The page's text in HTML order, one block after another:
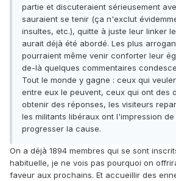
partie et discuteraient sérieusement
sauraient se tenir (ça n'exclut
insultes, etc.), quitte à juste leur linker
aurait déjà été abordé. Les plus
pourraient même venir conforter leur
de-là quelques commentaires
Tout le monde y gagne : ceux qui
entre eux le peuvent, ceux qui ont des
obtenir des réponses, les visiteurs
les militants libéraux ont l'impression
progresser la cause.
On a déjà 1894 membres qui se sont
habituelle, je ne vois pas pourquoi on
faveur aux prochains. Et accueillir des